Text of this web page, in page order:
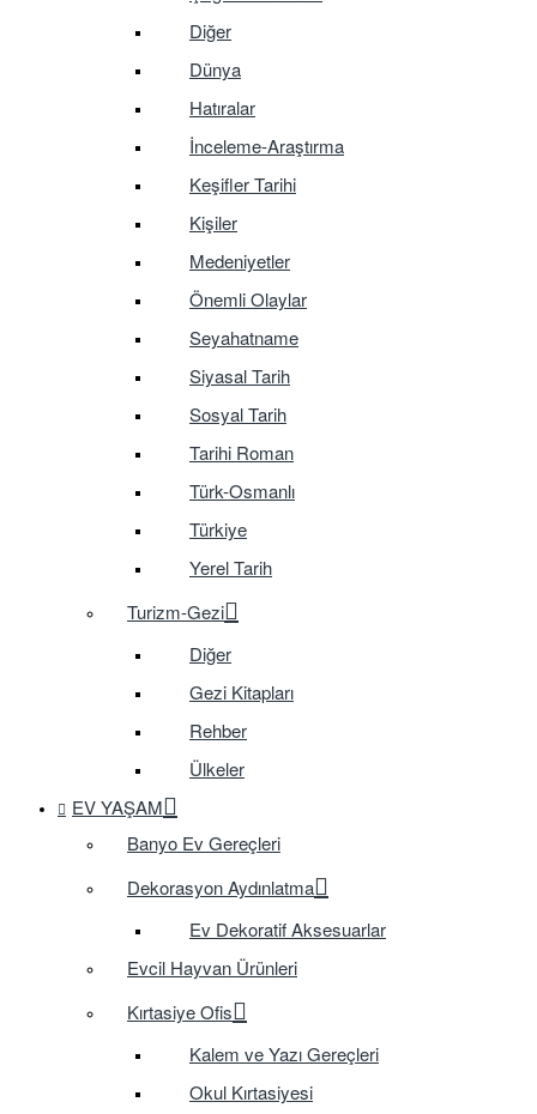
Diğer
Dünya
Hatıralar
İnceleme-Araştırma
Keşifler Tarihi
Kişiler
Medeniyetler
Önemli Olaylar
Seyahatname
Siyasal Tarih
Sosyal Tarih
Tarihi Roman
Türk-Osmanlı
Türkiye
Yerel Tarih
Turizm-Gezi
Diğer
Gezi Kitapları
Rehber
Ülkeler
EV YAŞAM
Banyo Ev Gereçleri
Dekorasyon Aydınlatma
Ev Dekoratif Aksesuarlar
Evcil Hayvan Ürünleri
Kırtasiye Ofis
Kalem ve Yazı Gereçleri
Okul Kırtasiyesi